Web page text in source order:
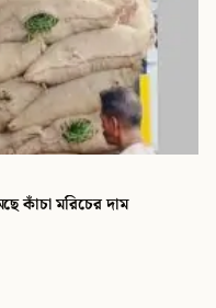
কাঁচা মরিচের দাম